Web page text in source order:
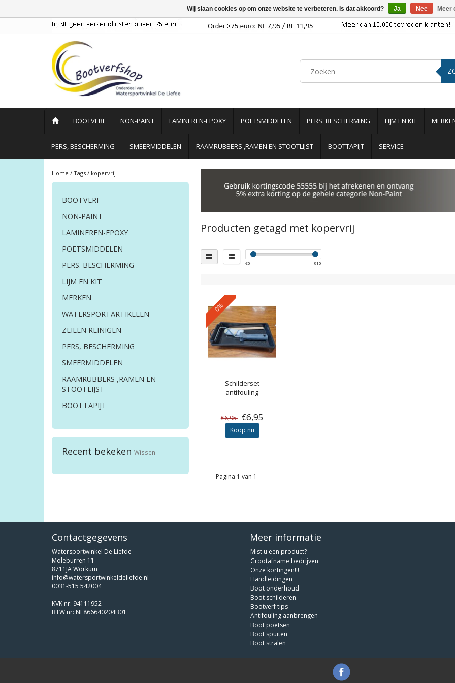
BOOTVERF NON-PAINT LAMINEREN-EPOXY POETSMIDDELEN PERS. BESCHERMING LIJM EN KIT
PERS, BESCHERMING SMEERMIDDELEN RAAMRUBBERS ,RAMEN EN STOOTLIJST BOOTTAPIJT SERVICE
Home / Tags / kopervrij
BOOTVERF
NON-PAINT
LAMINEREN-EPOXY
POETSMIDDELEN
PERS. BESCHERMING
LIJM EN KIT
MERKEN
WATERSPORTARTIKELEN
ZEILEN REINIGEN
PERS, BESCHERMING
SMEERMIDDELEN
RAAMRUBBERS ,RAMEN EN
STOOTLIJST
BOOTTAPIJT
Recent bekeken Wissen
Producten getagd met kopervrij
€0 €10
0%
Schilderset
antifouling
€6,95 €6,95
Koop nu
Pagina 1 van 1
Contactgegevens
Watersportwinkel De Liefde
Moleburren 11
8711JA Workum
info@watersportwinkeldeliefde.nl
0031-515 542004
KVK nr: 94111952
BTW nr: NL866640204B01
Meer informatie
Mist u een product?
Grootafname bedrijven
Onze kortingen!!!
Handleidingen
Boot onderhoud
Boot schilderen
Bootverf tips
Antifouling aanbrengen
Boot poetsen
Boot spuiten
Boot stralen
Wij slaan cookies op om onze website te verbeteren. Is dat akkoord? Ja Nee Meer